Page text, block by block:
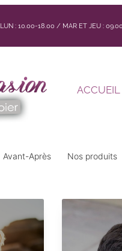
LUN : 10.00-18.00 / MAR ET JEU :
ACCUEIL
Avant-Après Nos produits